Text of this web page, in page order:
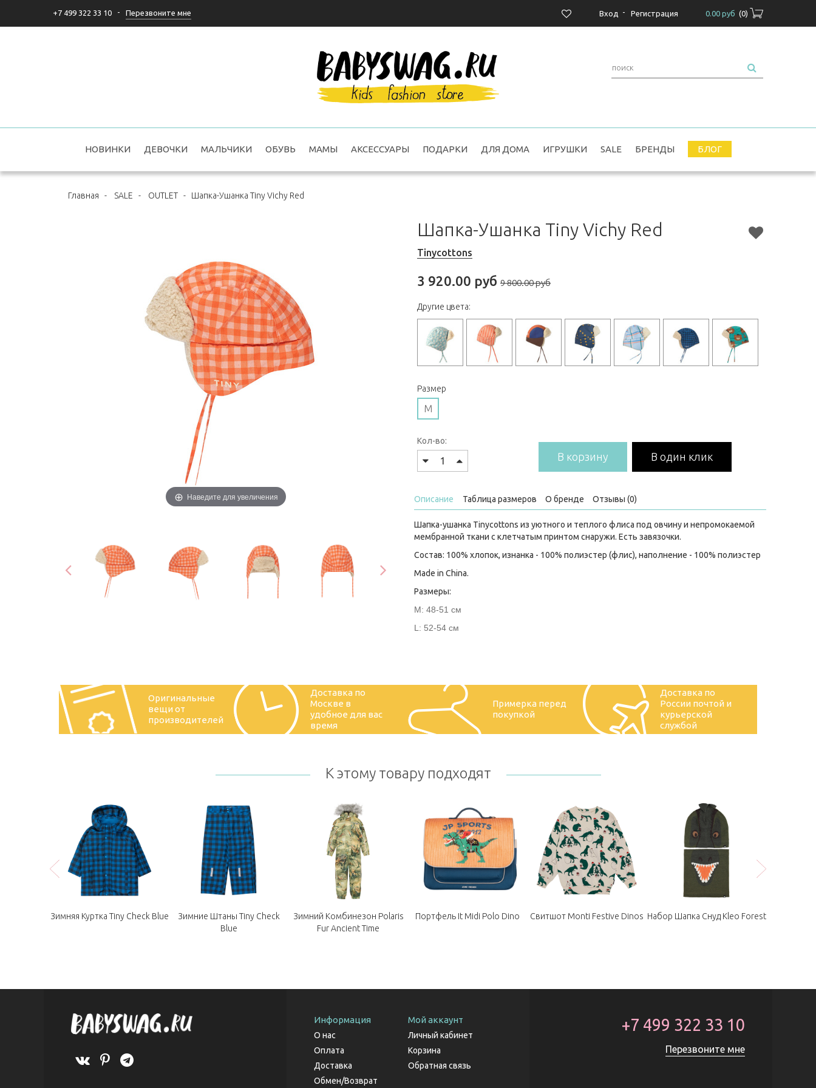
+7 499 322 33 10 - Перезвоните мне 0.00 руб (0)
Вход - Регистрация
НОВИНКИ ДЕВОЧКИ МАЛЬЧИКИ ОБУВЬ МАМЫ АКСЕССУАРЫ ПОДАРКИ ДЛЯ ДОМА ИГРУШКИ SALE БРЕНДЫ БЛОГ
Главная - SALE - OUTLET - Шапка-Ушанка Tiny Vichy Red
Наведите для увеличения
Шапка-Ушанка Tiny Vichy Red
Tinycottons
3 920.00 руб 9 800.00 руб
Другие цвета:
Размер
M
Кол-во:
В корзину В один клик
Описание Таблица размеров О бренде Отзывы (0)
Шапка-ушанка Tinycottons из уютного и теплого флиса под овчину и непромокаемой
мембранной ткани с клетчатым принтом снаружи. Есть завязочки.
Состав: 100% хлопок, изнанка - 100% полиэстер (флис), наполнение - 100% полиэстер
Made in China.
Размеры:
M: 48-51 см
L: 52-54 см
Оригинальные
вещи от
производителей
Доставка по
Москве в
удобное для вас
время
Примерка перед
покупкой
Доставка по
России почтой и
курьерской
службой
К этому товару подходят
Зимняя Куртка Tiny Check Blue
Зимние Штаны Tiny Check
Blue
Зимний Комбинезон Polaris
Fur Ancient Time
Портфель It Midi Polo Dino Свитшот Monti Festive Dinos Набор Шапка Снуд Kleo Forest
Информация
О нас
Оплата
Доставка
Обмен/Возврат
Мой аккаунт
Личный кабинет
Корзина
Обратная связь
+7 499 322 33 10
Перезвоните мне